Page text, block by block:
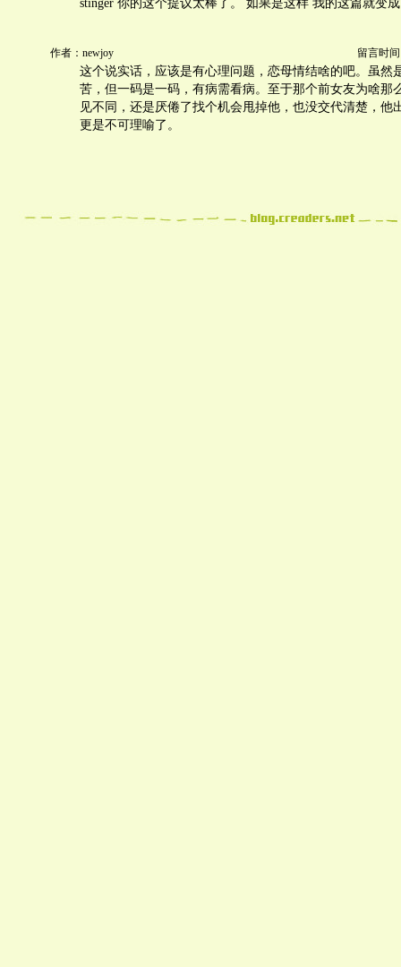
stinger 你的这个提议太棒了。 如果是这样 我的这篇就变
作者：newjoy 留言时间
这个说实话，应该是有心理问题，恋母情结啥的吧。虽然
苦，但一码是一码，有病需看病。至于那个前女友为啥那
见不同，还是厌倦了找个机会甩掉他，也没交代清楚，他
更是不可理喻了。